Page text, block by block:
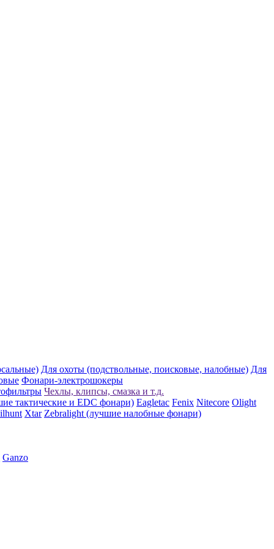
Для охоты (подствольные, поисковые, налобные) Для
Фонари-электрошокеры
Чехлы, клипсы, смазка и т.д.
тактические и EDC фонари) Eagletac Fenix Nitecore Olight
Xtar Zebralight (лучшие налобные фонари)
Ganzo